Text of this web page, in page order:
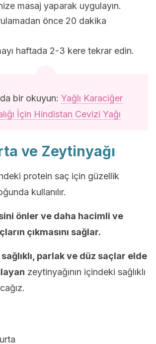
masaj yaparak uygulayın.
önce 20 dakika
haftada 2-3 kere tekrar edin.
bir okuyun: Yağlı Karaciğer
İçin Hindistan Cevizi Yağı
ve Zeytinyağı
protein saç için güzellik
kullanılır.
önler ve daha hacimli ve
çıkmasını sağlar.
sağlıklı, parlak ve düz saçlar elde
zeytinyağının içindeki sağlıklı